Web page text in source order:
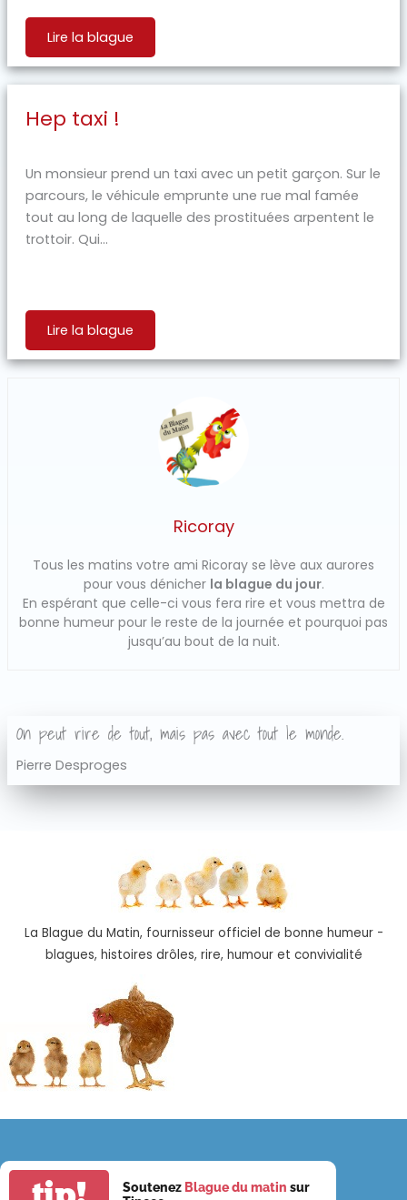
Lire la blague
Hep taxi !
Un monsieur prend un taxi avec un petit garçon. Sur le
parcours, le véhicule emprunte une rue mal famée
tout au long de laquelle des prostituées arpentent le
trottoir. Qui...
Lire la blague
Ricoray
Tous les matins votre ami Ricoray se lève aux aurores
pour vous dénicher la blague du jour.
En espérant que celle-ci vous fera rire et vous mettra de
bonne humeur pour le reste de la journée et pourquoi pas
jusqu’au bout de la nuit.
On peut rire de tout, mais pas avec tout le monde.
Pierre Desproges
La Blague du Matin, fournisseur officiel de bonne humeur -
blagues, histoires drôles, rire, humour et convivialité
Soutenez Blague du matin sur